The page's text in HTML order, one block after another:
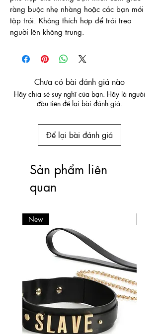
ràng buộc nhẹ nhàng hoặc các bạn mới
tập trói. Không thích hợp để trói treo
người lên không trung.
Chưa có bài đánh giá nào
Hãy chia sẻ suy nghĩ của bạn. Hãy là người
đầu tiên để lại bài đánh giá.
Để lại bài đánh giá
Sản phẩm liên
quan
New